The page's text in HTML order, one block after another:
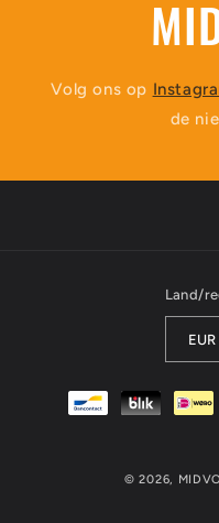
Volg ons op
de
Land/
© 2026,